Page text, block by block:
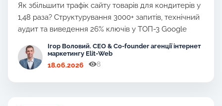
Як збільшити трафік сайту товарів для кондитерів у
1,48 раза? Структурування 3000+ запитів, технічний
аудит та виведення 26% ключів у ТОП-3 Google
Ігор Воловий. CEO & Co-founder агенції інтернет
маркетингу Elit-Web
18.06.2026 8